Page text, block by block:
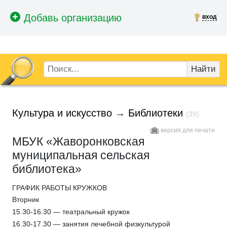
вход
Найти
Культура и искусство → Библиотеки (39)
версия для печати
МБУК «Жаворонковская
муниципальная сельская
библиотека»
ГРАФИК РАБОТЫ КРУЖКОВ
Вторник
15.30-16.30 — театральный кружок
16.30-17.30 — занятия лечебной физкультурой